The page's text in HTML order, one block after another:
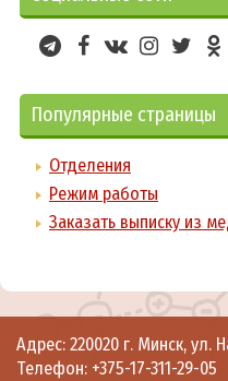
Популярные страницы
Отделения
Режим работы
Заказать выписку из
Адрес: 220020 г. Минск, ул.
Телефон: +375-17-311-29-05